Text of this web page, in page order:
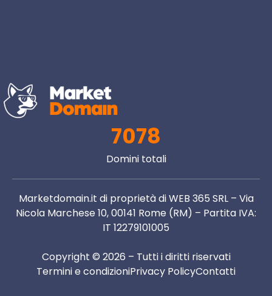
7078
Domini totali
Marketdomain.it di proprietà di WEB 365 SRL – Via
Nicola Marchese 10, 00141 Rome (RM) – Partita IVA:
IT 12279101005
Copyright © 2026 – Tutti i diritti riservati
Termini e condizioniPrivacy PolicyContatti